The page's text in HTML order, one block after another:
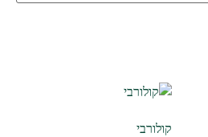
קולורבי